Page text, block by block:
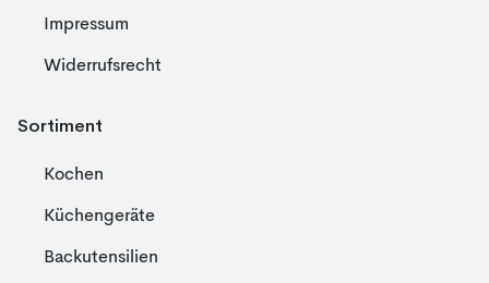
Impressum
Widerrufsrecht
Sortiment
Kochen
Küchengeräte
Backutensilien